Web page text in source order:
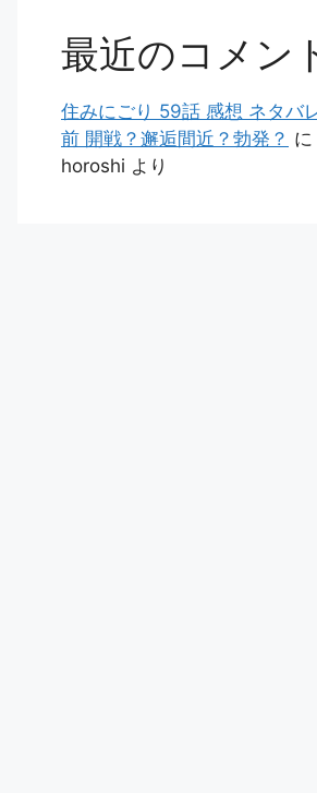
最近のコメン
住みにごり 59話 感想 ネタバ
前 開戦？邂逅間近？勃発？ に
horoshi より